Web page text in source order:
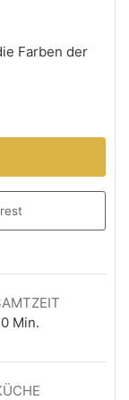
Farben der
Min.